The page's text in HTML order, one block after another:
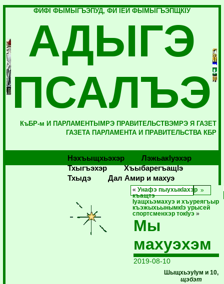
ФИФI ФЫМЫГЪЭПУД, ФИ IЕЙ ФЫМЫГЪЭПЩКIУ
АДЫГЭ
ПСАЛЪЭ
КъБР-м И ПАРЛАМЕНТЫМРЭ ПРАВИТЕЛЬСТВЭМРЭ Я ГАЗЕТ
ГАЗЕТА ПАРЛАМЕНТА И ПРАВИТЕЛЬСТВА КБР
Нэхъыщхьэхэр
Лэжьакlуэхэр
Тхыгъэхэр
Хъыбарегъащlэ
Тхыдэ
Дал Амир и махуэ
«Унафэ пыухыкIахэр
къащтэ
Iуащхьэмахуэ и хъуреягъыр
къэжыхьынымкIэ урысей
спортсменхэр токIуэ »
Мы
махуэхэм
2019-08-10
ШыщхьэуIум и 10,
щэбэт